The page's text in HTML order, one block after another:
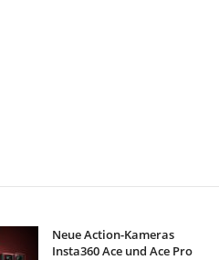
Neue Action-Kameras
Insta360 Ace und Ace Pro